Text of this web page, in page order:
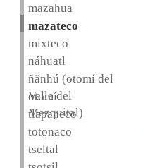
mazahua
mazateco
mixteco
náhuatl
ñänhú (otomí del
Valle del
Mezquital)
otomí
tlapaneco
totonaco
tseltal